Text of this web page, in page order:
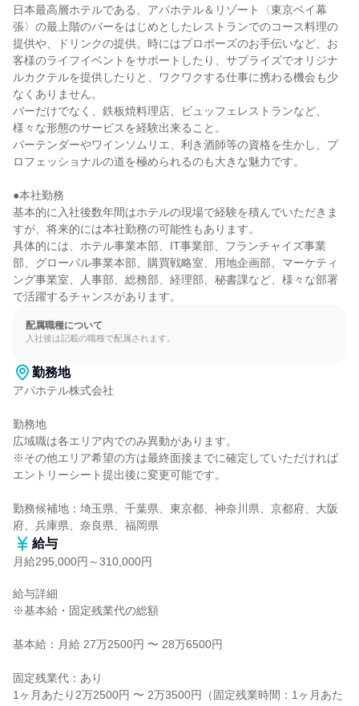
日本最高層ホテルである、アパホテル＆リゾート〈東京ベイ幕
張〉の最上階のバーをはじめとしたレストランでのコース料理の
提供や、ドリンクの提供。時にはプロポーズのお手伝いなど、お
客様のライフイベントをサポートしたり、サプライズでオリジナ
ルカクテルを提供したりと、ワクワクする仕事に携わる機会も少
なくありません。
バーだけでなく、鉄板焼料理店、ビュッフェレストランなど、
様々な形態のサービスを経験出来ること。
バーテンダーやワインソムリエ、利き酒師等の資格を生かし、プ
ロフェッショナルの道を極められるのも大きな魅力です。
●本社勤務
基本的に入社後数年間はホテルの現場で経験を積んでいただきま
すが、将来的には本社勤務の可能性もあります。
具体的には、ホテル事業本部、IT事業部、フランチャイズ事業
部、グローバル事業本部、購買戦略室、用地企画部、マーケティ
ング事業室、人事部、総務部、経理部、秘書課など、様々な部署
で活躍するチャンスがあります。
配属職種について
入社後は記載の職種で配属されます。
勤務地
アパホテル株式会社
勤務地
広域職は各エリア内でのみ異動があります。
※その他エリア希望の方は最終面接までに確定していただければ
エントリーシート提出後に変更可能です。
勤務候補地：埼玉県、千葉県、東京都、神奈川県、京都府、大阪
府、兵庫県、奈良県、福岡県
給与
月給295,000円～310,000円
給与詳細
※基本給・固定残業代の総額
基本給：月給 27万2500円 〜 28万6500円
固定残業代：あり
1ヶ月あたり2万2500円 〜 2万3500円（固定残業時間：1ヶ月あた